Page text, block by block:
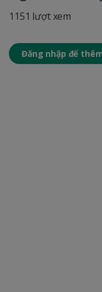
1151 lượt xem
Đăng nhập để